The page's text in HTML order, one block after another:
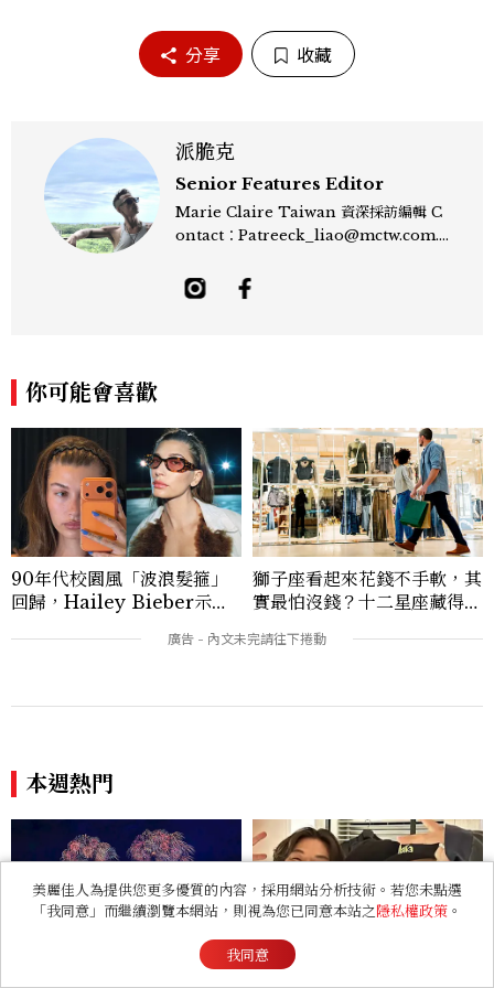
分享 收藏
派脆克
Senior Features Editor
Marie Claire Taiwan 資深採訪編輯 C
ontact：Patreeck_liao@mctw.com.t
敏銳的觀察力與敘事能力，撰寫出兼具深度
與美感的專題內容，長期關注亞洲娛樂、人
力的跨平台敘事語言。認為好的內容不僅是
記錄時代，更是溫柔的行動——在每一段訪
談與每一篇文章裡，留下值得反覆回味的
光。
你可能會喜歡
90年代校園風「波浪髮箍」
回歸，Hailey Bieber示範
u髮箍未開賣先爆紅！
獅子座看起來花錢不手軟，其
實最怕沒錢？十二星座藏得最
價半天，最後卻買最貴的
2026台南將軍吼音樂節攻
火秀，成暑假必朝聖濱海盛典
BIGBANG台北大巨蛋演唱
天、搶票時間一次看
看過此篇文章的人也喜歡
美麗佳人為提供您更多優質的內容，採用網站分析技術。若您未點選
「我同意」而繼續瀏覽本網站，則視為您已同意本站之隱私權政策 。
我同意